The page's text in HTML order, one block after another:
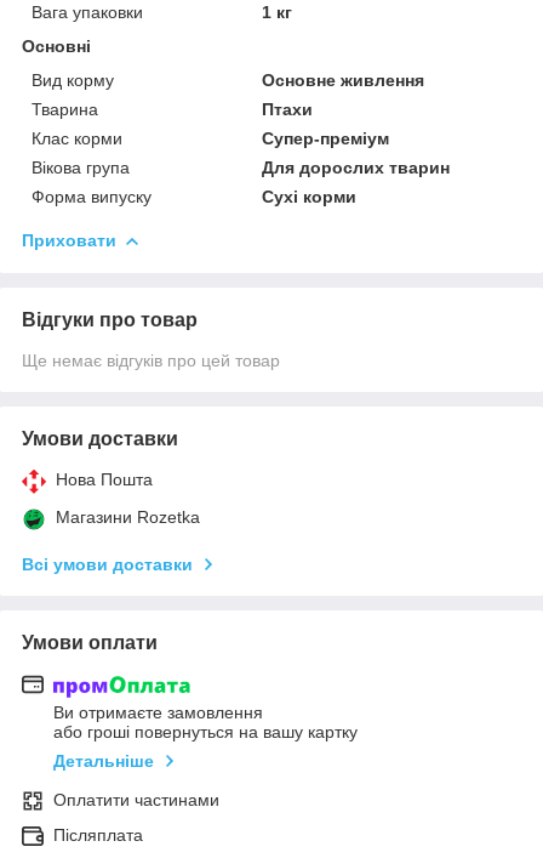
Вага упаковки
1 кг
Основні
Вид корму
Основне живлення
Тварина
Птахи
Клас корми
Супер-преміум
Вікова група
Для дорослих тварин
Форма випуску
Сухі корми
Приховати
Відгуки про товар
Ще немає відгуків про цей товар
Умови доставки
Нова Пошта
Магазини Rozetka
Всі умови доставки
Умови оплати
Ви отримаєте замовлення
або гроші повернуться на вашу картку
Детальніше
Оплатити частинами
Післяплата